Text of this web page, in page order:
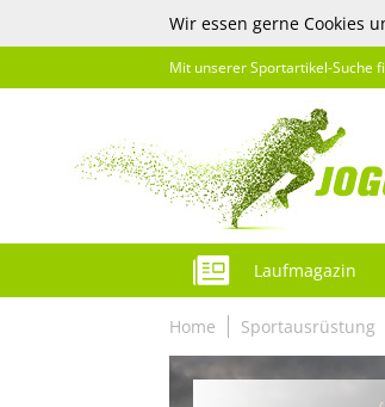
Wir essen gerne Cookies
Mit unserer Sportartikel-Suche
Laufmagazin
Home Sportausrüstung